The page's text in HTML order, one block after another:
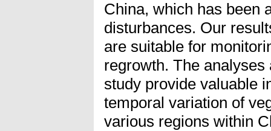
China, which has been
disturbances. Our
are suitable for
regrowth. The
study provide valuable
temporal variation of
various regions within